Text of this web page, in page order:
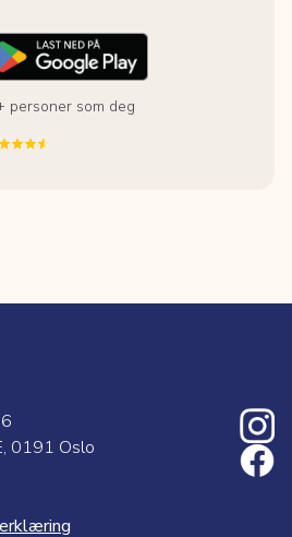
personer som deg
0191 Oslo